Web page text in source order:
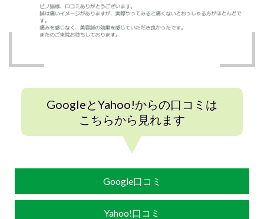
GoogleとYahoo!からの口コミは
こちらから見れます
Google口コミ
Yahoo!口コミ